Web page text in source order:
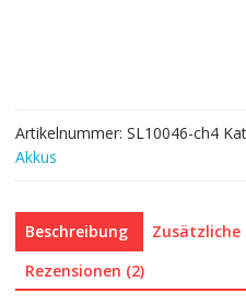
Artikelnummer: SL10046-ch4
Akkus
Beschreibung
Rezensionen (2)